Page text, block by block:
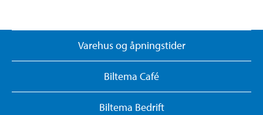
Varehus og åpningstider
Biltema Café
Biltema Bedrift